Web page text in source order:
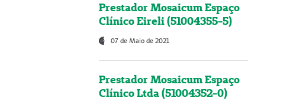
Prestador Mosaicum Espaço
Clínico Eireli (51004355-5)
07 de Maio de 2021
Prestador Mosaicum Espaço
Clínico Ltda (51004352-0)